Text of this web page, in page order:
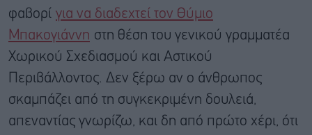
φαβορί για να διαδεχτεί τον Θύμιο
Μπακογιάννη στη θέση του γενικού γραμματέα
Χωρικού Σχεδιασμού και Αστικού
Περιβάλλοντος. Δεν ξέρω αν ο άνθρωπος
σκαμπάζει από τη συγκεκριμένη δουλειά,
απεναντίας γνωρίζω, και δη από πρώτο χέρι, ότι